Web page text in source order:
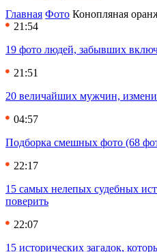
Главная Фото Конопляная
21:54
19 фото людей, забывших
21:51
20 величайших мужчин,
04:57
Подборка смешных фото (68
22:17
15 самых нелепых судебных
поверить
22:07
15 исторических загадок,